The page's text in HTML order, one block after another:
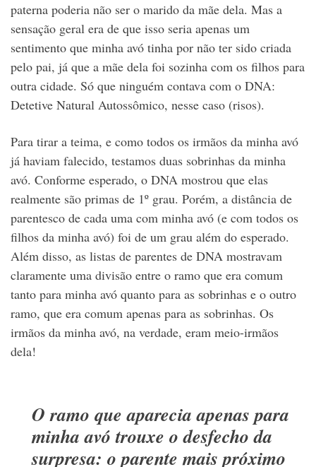
paterna poderia não ser o marido da mãe dela. Mas a
sensação geral era de que isso seria apenas um
sentimento que minha avó tinha por não ter sido criada
pelo pai, já que a mãe dela foi sozinha com os filhos para
outra cidade. Só que ninguém contava com o DNA:
Detetive Natural Autossômico, nesse caso (risos).
Para tirar a teima, e como todos os irmãos da minha avó
já haviam falecido, testamos duas sobrinhas da minha
avó. Conforme esperado, o DNA mostrou que elas
realmente são primas de 1º grau. Porém, a distância de
parentesco de cada uma com minha avó (e com todos os
filhos da minha avó) foi de um grau além do esperado.
Além disso, as listas de parentes de DNA mostravam
claramente uma divisão entre o ramo que era comum
tanto para minha avó quanto para as sobrinhas e o outro
ramo, que era comum apenas para as sobrinhas. Os
irmãos da minha avó, na verdade, eram meio-irmãos
dela!
O ramo que aparecia apenas para
minha avó trouxe o desfecho da
surpresa: o parente mais próximo